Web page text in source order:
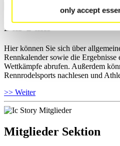
only accept
Für Fans
Hier können Sie sich über
Rennkalender sowie die Ergebnisse
Wettkämpfe abrufen. Außerdem
Rennrodelsports nachlesen und
>> Weiter
Mitglieder Sektion